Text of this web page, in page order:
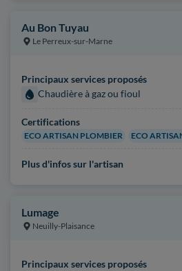
Au Bon Tuyau
Le Perreux-sur-Marne
Principaux services proposés
Chaudière à gaz ou fioul
Certifications
ECO ARTISAN PLOMBIER ECO
Plus d'infos sur l'artisan
Lumage
Neuilly-Plaisance
Principaux services proposés